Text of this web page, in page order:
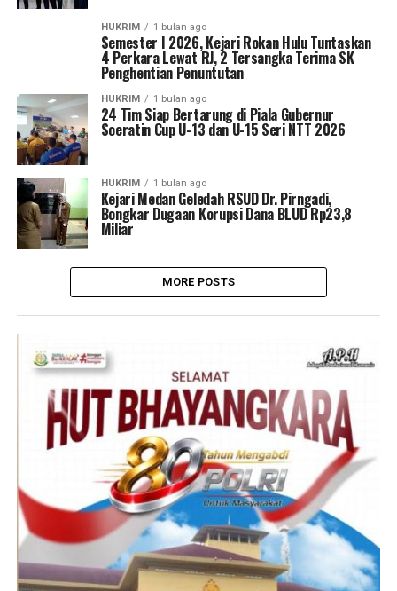
HUKRIM 1 bulan ago
Semester I 2026, Kejari Rokan Hulu Tuntaskan
4 Perkara Lewat RJ, 2 Tersangka Terima SK
Penghentian Penuntutan
HUKRIM 1 bulan ago
24 Tim Siap Bertarung di Piala Gubernur
Soeratin Cup U-13 dan U-15 Seri NTT 2026
HUKRIM 1 bulan ago
Kejari Medan Geledah RSUD Dr. Pirngadi,
Bongkar Dugaan Korupsi Dana BLUD Rp23,8
Miliar
MORE POSTS